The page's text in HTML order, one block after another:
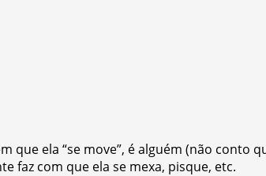
ela “se move”, é alguém (não conto
faz com que ela se mexa, pisque, etc.